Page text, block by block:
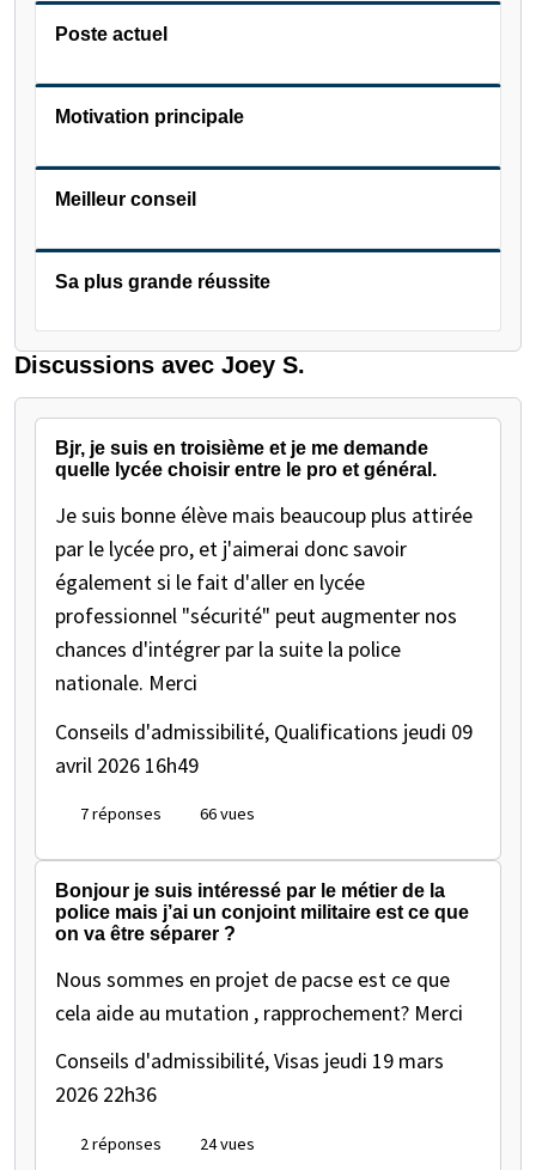
Poste actuel
Motivation principale
Meilleur conseil
Sa plus grande réussite
Discussions avec Joey S.
Bjr, je suis en troisième et je me demande
quelle lycée choisir entre le pro et général.
Je suis bonne élève mais beaucoup plus attirée
par le lycée pro, et j'aimerai donc savoir
également si le fait d'aller en lycée
professionnel "sécurité" peut augmenter nos
chances d'intégrer par la suite la police
nationale. Merci
Conseils d'admissibilité, Qualifications jeudi 09
avril 2026 16h49
7 réponses 66 vues
Bonjour je suis intéressé par le métier de la
police mais j’ai un conjoint militaire est ce que
on va être séparer ?
Nous sommes en projet de pacse est ce que
cela aide au mutation , rapprochement? Merci
Conseils d'admissibilité, Visas jeudi 19 mars
2026 22h36
2 réponses 24 vues